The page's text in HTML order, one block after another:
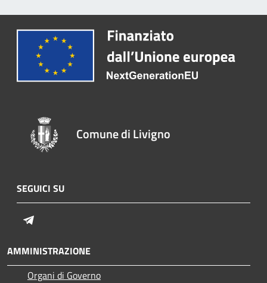
Comune di Livigno
SEGUICI SU
AMMINISTRAZIONE
Organi di Governo